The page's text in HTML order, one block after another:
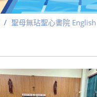
聖母無玷聖心書院